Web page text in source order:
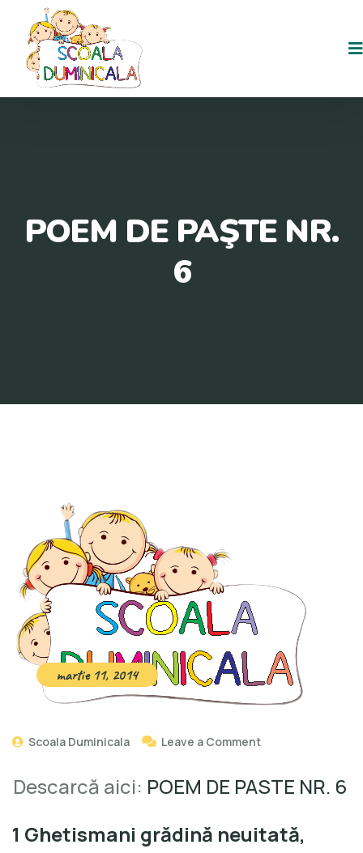
POEM DE PAŞTE NR.
6
martie 11, 2014
Scoala Duminicala Leave a Comment
Descarcă aici: POEM DE PASTE NR. 6
1 Ghetismani grădină neuitată,